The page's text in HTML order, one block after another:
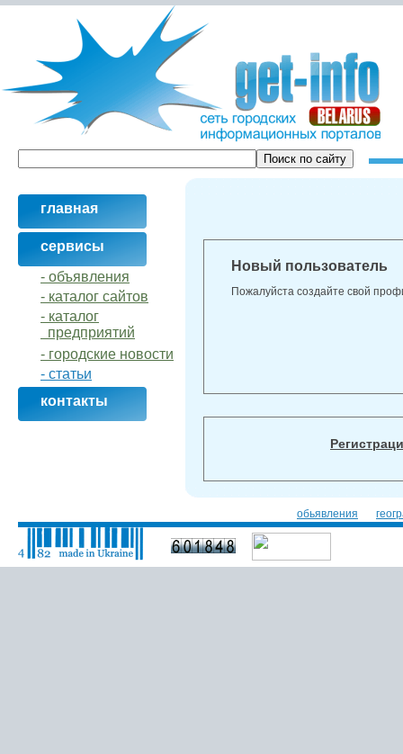
главная
сервисы
- объявления
- кaталог сайтов
- кaталог
предприятий
- городские новости
- статьи
контакты
Новый пользователь
Пожалуйста создайте свой
обьявления